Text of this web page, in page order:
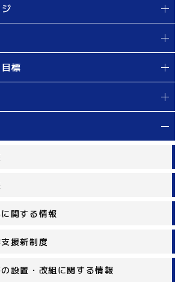
標
関する情報
援新制度
設置・改組に関する情報